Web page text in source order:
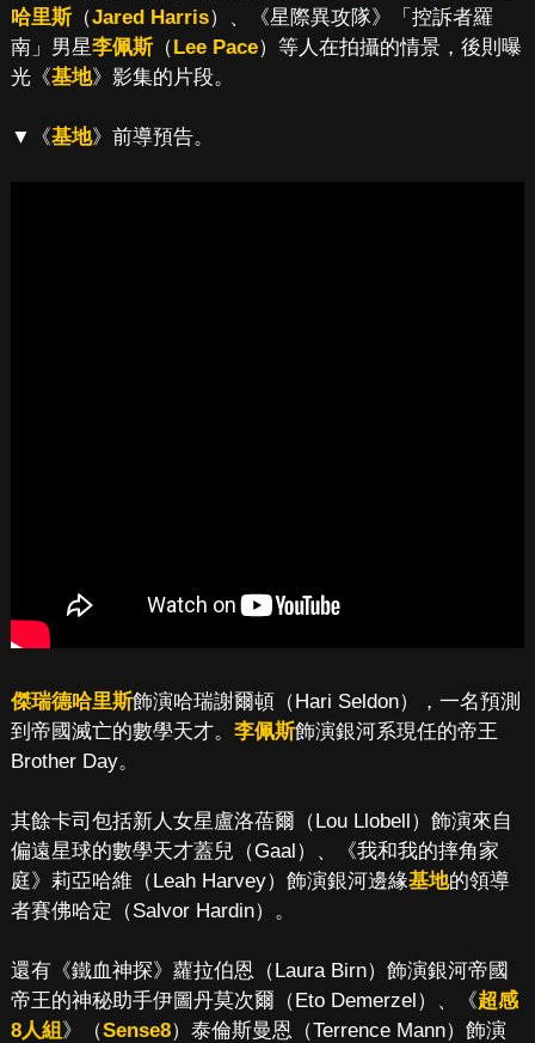
哈里斯（Jared Harris）、《星際異攻隊》「控訴者羅
南」男星李佩斯（Lee Pace）等人在拍攝的情景，後則曝
光《基地》影集的片段。
▼《基地》前導預告。
傑瑞德哈里斯飾演哈瑞謝爾頓（Hari Seldon），一名預測
到帝國滅亡的數學天才。 李佩斯飾演銀河系現任的帝王
Brother Day。
其餘卡司包括新人女星盧洛蓓爾（Lou Llobell）飾演來自
偏遠星球的數學天才蓋兒（Gaal）、《我和我的摔角家
庭》莉亞哈維（Leah Harvey）飾演銀河邊緣基地的領導
者賽佛哈定（Salvor Hardin）。
還有《鐵血神探》蘿拉伯恩（Laura Birn）飾演銀河帝國
帝王的神秘助手伊圖丹莫次爾（Eto Demerzel）、《超感
8人組 》（Sense8）泰倫斯曼恩（Terrence Mann）飾演